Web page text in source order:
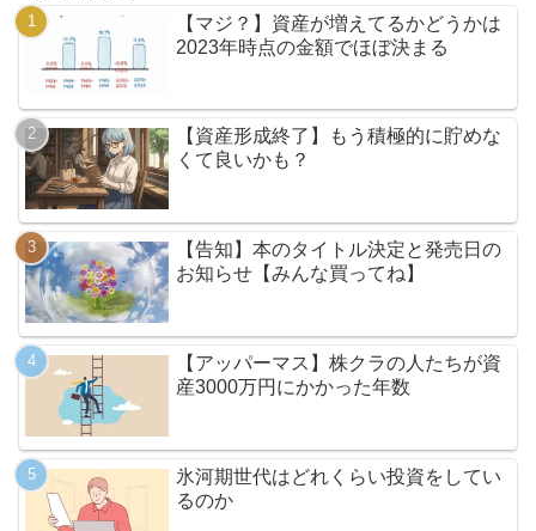
【マジ？】資産が増えてるかどうかは
2023年時点の金額でほぼ決まる
【資産形成終了】もう積極的に貯めな
くて良いかも？
【告知】本のタイトル決定と発売日の
お知らせ【みんな買ってね】
【アッパーマス】株クラの人たちが資
産3000万円にかかった年数
氷河期世代はどれくらい投資をしてい
るのか